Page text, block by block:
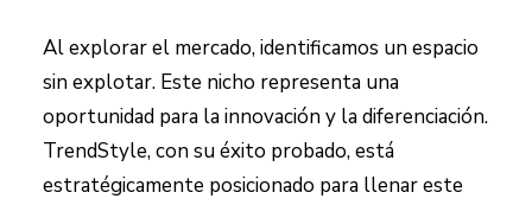
Al explorar el mercado, identificamos un espacio
sin explotar. Este nicho representa una
oportunidad para la innovación y la diferenciación.
TrendStyle, con su éxito probado, está
estratégicamente posicionado para llenar este